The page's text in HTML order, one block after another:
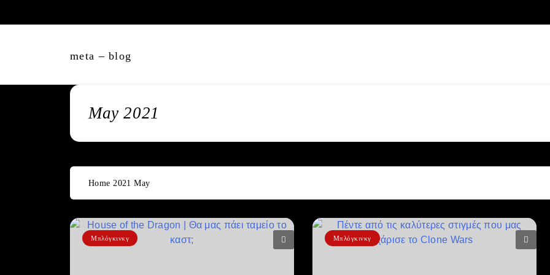
meta – blog
May 2021
Home 2021 May
Μπλόγκινκγ Μπλόγκινκγ